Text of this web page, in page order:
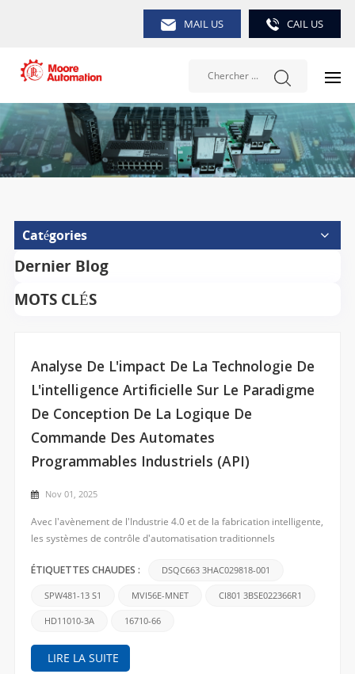
MAIL US CAIL US
Chercher
Catégories
Dernier Blog
MOTS CLÉS
Analyse De L'impact De La Technologie De
L'intelligence Artificielle Sur Le Paradigme
De Conception De La Logique De
Commande Des Automates
Programmables Industriels (API)
Nov 01, 2025
Avec l'avènement de l'Industrie 4.0 et de la fabrication intelligente,
les systèmes de contrôle d'automatisation traditionnels
automates programmables industriels (API) ont constitué le cœur
ÉTIQUETTES CHAUDES : DSQC663 3HAC029818-001
SPW481-13 S1 MVI56E-MNET CI801 3BSE022366R1
HD11010-3A 16710-66
LIRE LA SUITE